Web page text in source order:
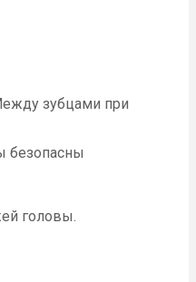
зубцами при
безопасны
головы.